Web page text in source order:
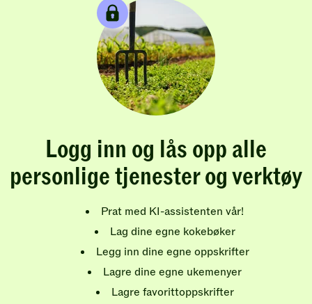
Logg inn og lås opp alle
personlige tjenester og verktøy
Prat med KI-assistenten vår!
Lag dine egne kokebøker
Legg inn dine egne oppskrifter
Lagre dine egne ukemenyer
Lagre favorittoppskrifter